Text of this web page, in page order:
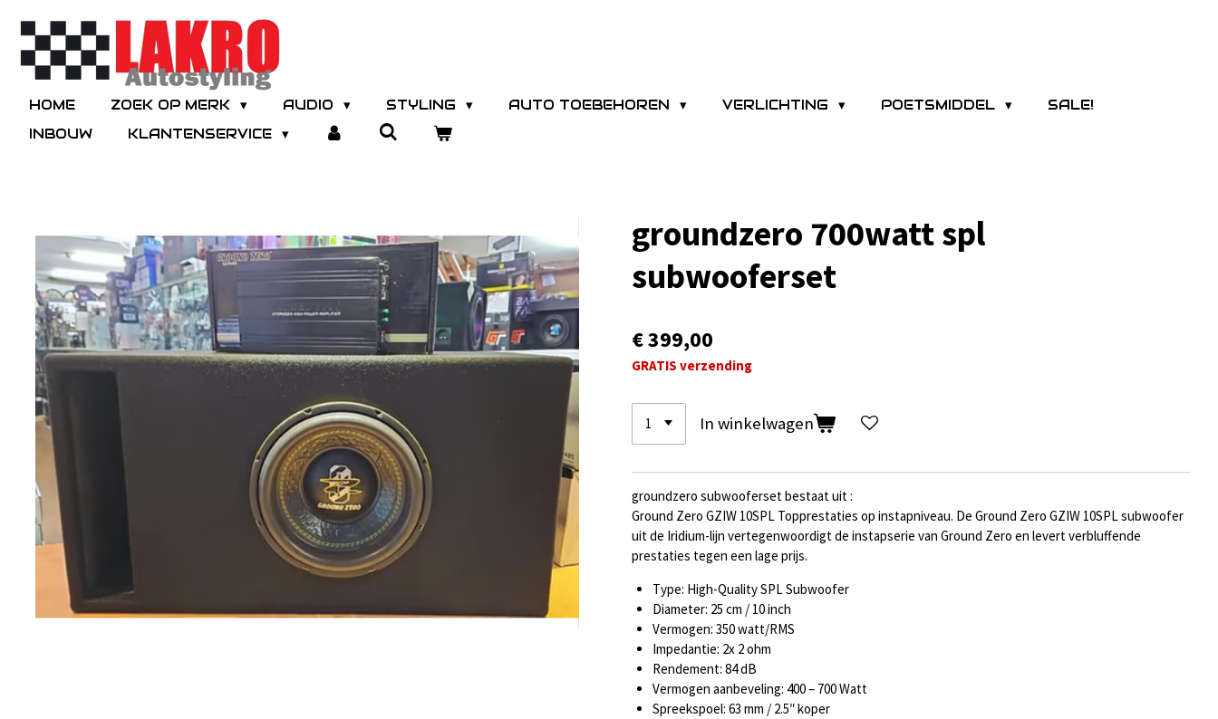
Ga
direct
hoofdinhoud
HOME ZOEK OP MERK AUDIO STYLING AUTO TOEBEHOREN VERLICHTING POETSMIDDEL
SALE!
INBOUW
KLANTENSERVICE
groundzero 700watt spl
subwooferset
€ 399,00
GRATIS verzending
In winkelwagen
groundzero subwooferset bestaat uit :
Ground Zero GZIW 10SPL Topprestaties op instapniveau. De Ground Zero GZIW 10SPL subwoofer
uit de Iridium-lijn vertegenwoordigt de instapserie van Ground Zero en levert verbluffende
prestaties tegen een lage prijs.
Type: High-Quality SPL Subwoofer
Diameter: 25 cm / 10 inch
Vermogen: 350 watt/RMS
Impedantie: 2x 2 ohm
Rendement: 84 dB
Vermogen aanbeveling: 400 – 700 Watt
Spreekspoel: 63 mm / 2.5″ koper